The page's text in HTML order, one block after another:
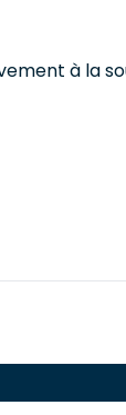
à la